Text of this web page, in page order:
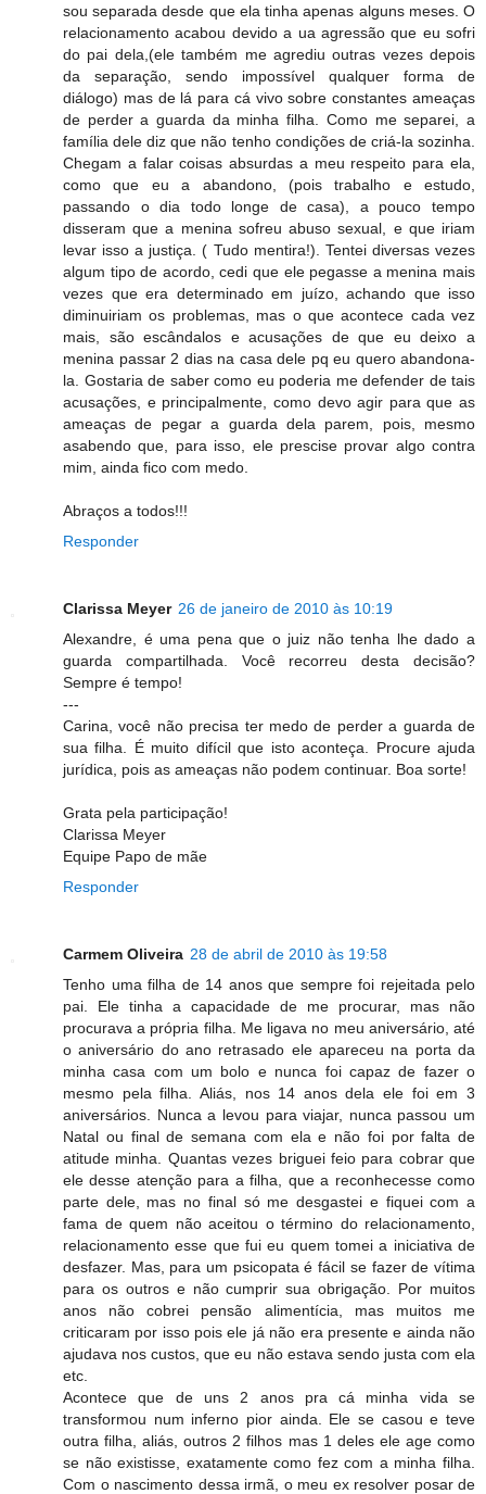
sou separada desde que ela tinha apenas alguns meses. O
relacionamento acabou devido a ua agressão que eu sofri
do pai dela,(ele também me agrediu outras vezes depois
da separação, sendo impossível qualquer forma de
diálogo) mas de lá para cá vivo sobre constantes ameaças
de perder a guarda da minha filha. Como me separei, a
família dele diz que não tenho condições de criá-la sozinha.
Chegam a falar coisas absurdas a meu respeito para ela,
como que eu a abandono, (pois trabalho e estudo,
passando o dia todo longe de casa), a pouco tempo
disseram que a menina sofreu abuso sexual, e que iriam
levar isso a justiça. ( Tudo mentira!). Tentei diversas vezes
algum tipo de acordo, cedi que ele pegasse a menina mais
vezes que era determinado em juízo, achando que isso
diminuiriam os problemas, mas o que acontece cada vez
mais, são escândalos e acusações de que eu deixo a
menina passar 2 dias na casa dele pq eu quero abandona-
la. Gostaria de saber como eu poderia me defender de tais
acusações, e principalmente, como devo agir para que as
ameaças de pegar a guarda dela parem, pois, mesmo
asabendo que, para isso, ele prescise provar algo contra
mim, ainda fico com medo.
Abraços a todos!!!
Responder
Clarissa Meyer 26 de janeiro de 2010 às 10:19
Alexandre, é uma pena que o juiz não tenha lhe dado a
guarda compartilhada. Você recorreu desta decisão?
Sempre é tempo!
---
Carina, você não precisa ter medo de perder a guarda de
sua filha. É muito difícil que isto aconteça. Procure ajuda
jurídica, pois as ameaças não podem continuar. Boa sorte!
Grata pela participação!
Clarissa Meyer
Equipe Papo de mãe
Responder
Carmem Oliveira 28 de abril de 2010 às 19:58
Tenho uma filha de 14 anos que sempre foi rejeitada pelo
pai. Ele tinha a capacidade de me procurar, mas não
procurava a própria filha. Me ligava no meu aniversário, até
o aniversário do ano retrasado ele apareceu na porta da
minha casa com um bolo e nunca foi capaz de fazer o
mesmo pela filha. Aliás, nos 14 anos dela ele foi em 3
aniversários. Nunca a levou para viajar, nunca passou um
Natal ou final de semana com ela e não foi por falta de
atitude minha. Quantas vezes briguei feio para cobrar que
ele desse atenção para a filha, que a reconhecesse como
parte dele, mas no final só me desgastei e fiquei com a
fama de quem não aceitou o término do relacionamento,
relacionamento esse que fui eu quem tomei a iniciativa de
desfazer. Mas, para um psicopata é fácil se fazer de vítima
para os outros e não cumprir sua obrigação. Por muitos
anos não cobrei pensão alimentícia, mas muitos me
criticaram por isso pois ele já não era presente e ainda não
ajudava nos custos, que eu não estava sendo justa com ela
etc.
Acontece que de uns 2 anos pra cá minha vida se
transformou num inferno pior ainda. Ele se casou e teve
outra filha, aliás, outros 2 filhos mas 1 deles ele age como
se não existisse, exatamente como fez com a minha filha.
Com o nascimento dessa irmã, o meu ex resolver posar de